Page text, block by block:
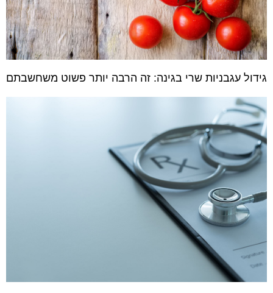
גידול עגבניות שרי בגינה: זה הרבה יותר פשוט משחשבתם